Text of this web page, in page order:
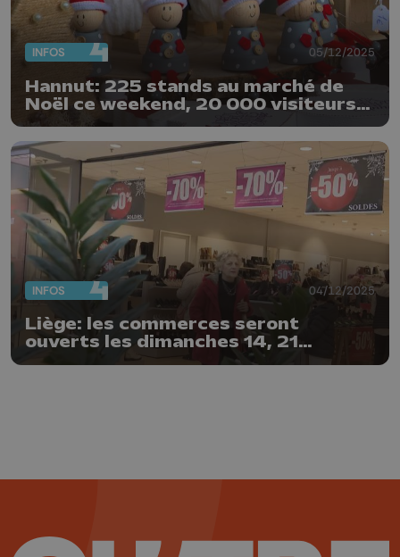
INFOS 05/12/2025
Hannut: 225 stands au marché de
Noël ce weekend, 20 000 visiteurs
attendus
INFOS 04/12/2025
Liège: les commerces seront
ouverts les dimanches 14, 21
décembre et 4 janvier